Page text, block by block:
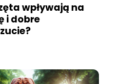
wpływają na
i dobre